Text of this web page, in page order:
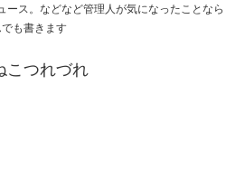
ース。などなど管理人が気になったことなら
も書きます
こつれづれ